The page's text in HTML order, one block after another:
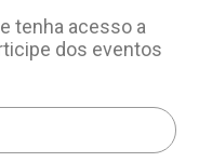
tenha acesso a
dos eventos